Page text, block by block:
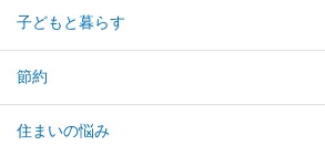
子どもと暮らす
節約
住まいの悩み